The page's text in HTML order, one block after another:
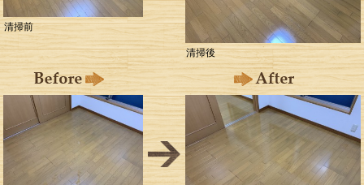
清掃前
清掃後